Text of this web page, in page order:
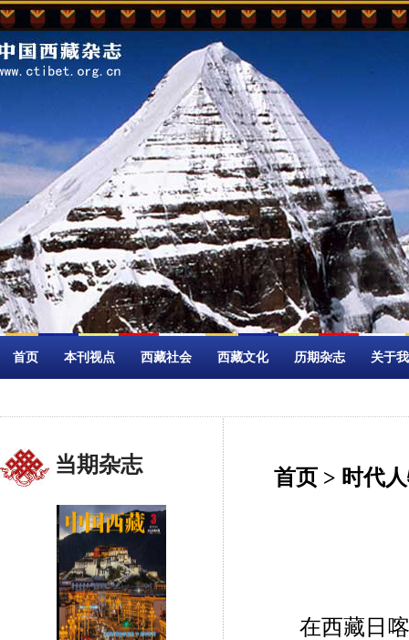
首页 本刊视点 西藏社会 西藏文化 历期杂志 关于
当期杂志
首页 > 时代
在西藏日